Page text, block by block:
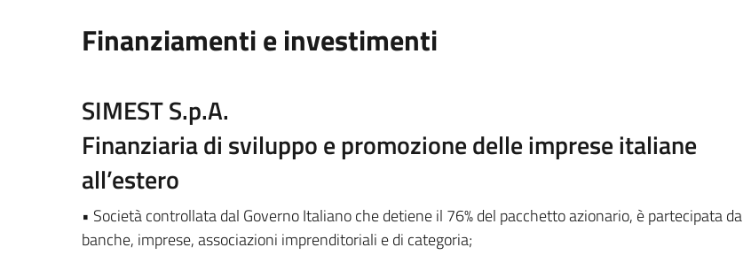
Finanziamenti e investimenti
SIMEST S.p.A.
Finanziaria di sviluppo e promozione delle imprese italiane
all’estero
• Società controllata dal Governo Italiano che detiene il 76% del pacchetto azionario, è partecipata da
banche, imprese, associazioni imprenditoriali e di categoria;